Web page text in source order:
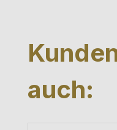
Produktgalerie
auch: